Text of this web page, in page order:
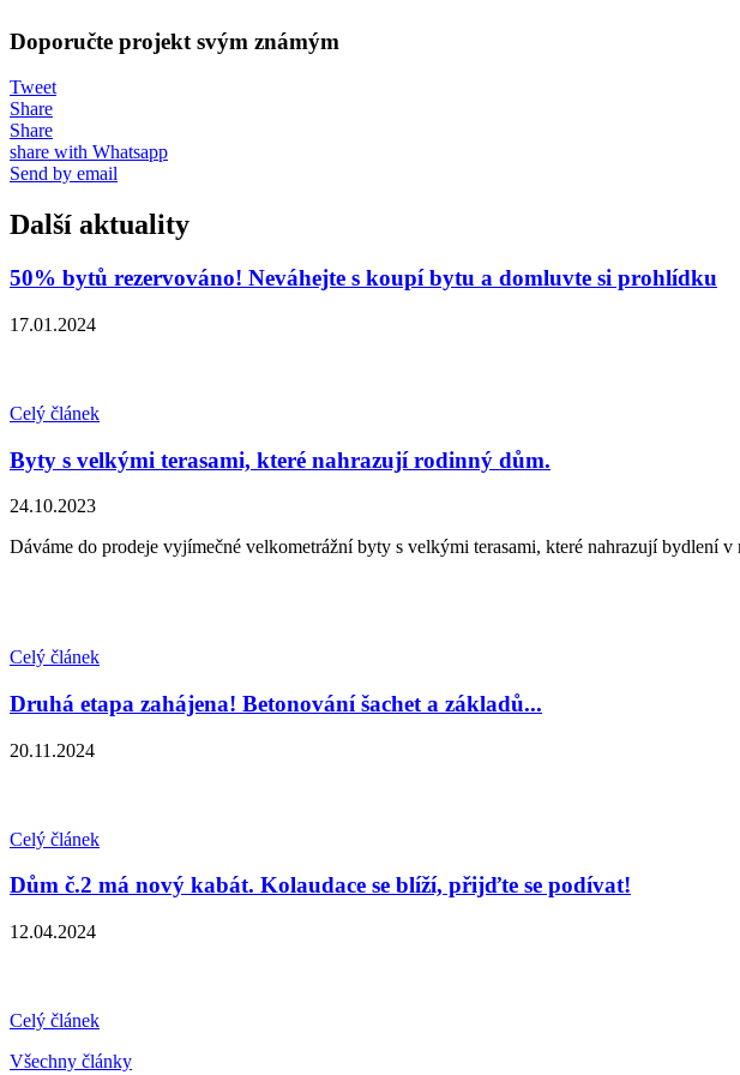
Doporučte projekt svým známým
Tweet
Share
Share
share with Whatsapp
Send by email
Další aktuality
50% bytů rezervováno! Neváhejte s koupí bytu a domluvte si prohlídku
17.01.2024
Celý článek
Byty s velkými terasami, které nahrazují rodinný dům.
24.10.2023
Dáváme do prodeje vyjímečné velkometrážní byty s velkými terasami, které nahrazují
Celý článek
Druhá etapa zahájena! Betonování šachet a základů...
20.11.2024
Celý článek
Dům č.2 má nový kabát. Kolaudace se blíží, přijďte se podívat!
12.04.2024
Celý článek
Všechny články